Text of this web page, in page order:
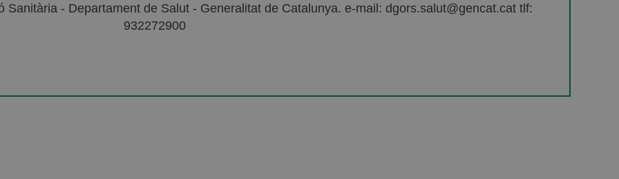
Sanitària - Departament de Salut - Generalitat de Catalunya. e-mail: dgors.salut@gencat.cat tlf:
932272900